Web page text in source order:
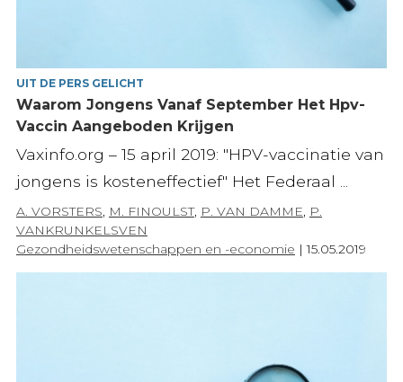
UIT DE PERS GELICHT
Waarom Jongens Vanaf September Het Hpv-
Vaccin Aangeboden Krijgen
Vaxinfo.org – 15 april 2019: "HPV-vaccinatie van
jongens is kosteneffectief" Het Federaal ...
A. VORSTERS, M. FINOULST, P. VAN DAMME, P.
VANKRUNKELSVEN
Gezondheidswetenschappen en -economie |15.05.2019